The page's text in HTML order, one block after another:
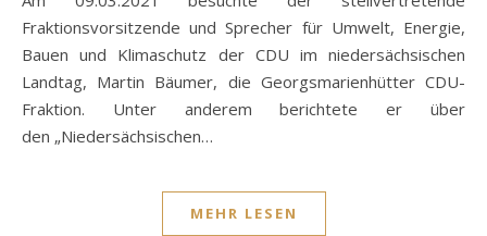
Fraktionsvorsitzende und Sprecher für Umwelt, Energie,
Bauen und Klimaschutz der CDU im niedersächsischen
Landtag, Martin Bäumer, die Georgsmarienhütter CDU-
Fraktion. Unter anderem berichtete er über
den „Niedersächsischen…
MEHR LESEN